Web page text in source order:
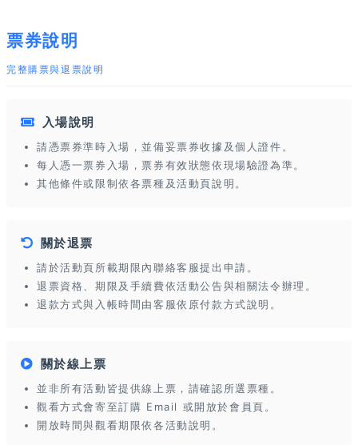
票券說明
完整購票與退票說明
入場說明
請憑票券準時入場，並備妥票券收據及個人證件。
每人憑一票券入場，票券有效狀態依現場驗證為準。
其他條件或限制依各票種及活動頁說明。
關於退票
請於活動頁所載期限內聯絡客服提出申請。
退票資格、期限及手續費依活動公告與相關法令辦理。
退款方式與入帳時間由客服依原付款方式說明。
關於線上票
並非所有活動皆提供線上票，請確認所選票種。
觀看方式會寄至訂購 Email 或開放於會員頁。
開放時間與觀看期限依各活動說明。